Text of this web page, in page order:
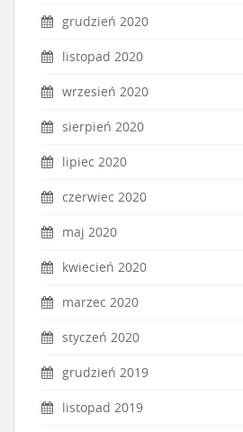
grudzień 2020
listopad 2020
wrzesień 2020
sierpień 2020
lipiec 2020
czerwiec 2020
maj 2020
kwiecień 2020
marzec 2020
styczeń 2020
grudzień 2019
listopad 2019